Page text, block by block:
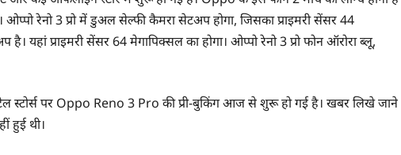
रेनो 3 प्रो में डुअल सेल्फी कैमरा सेटअप होगा, जिसका प्राइमरी सेंसर 44
यहां प्राइमरी सेंसर 64 मेगापिक्सल का होगा। ओप्पो रेनो 3 प्रो फोन ऑरोरा ब्लू,
पर Oppo Reno 3 Pro की प्री-बुकिंग आज से शुरू हो गई है। खबर लिखे जाने
हुई थी।